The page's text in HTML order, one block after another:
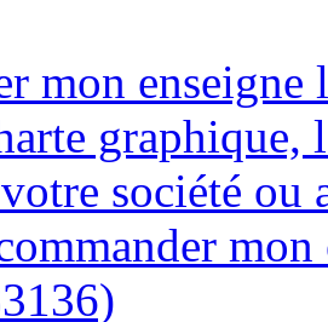
mon
graphique,
société